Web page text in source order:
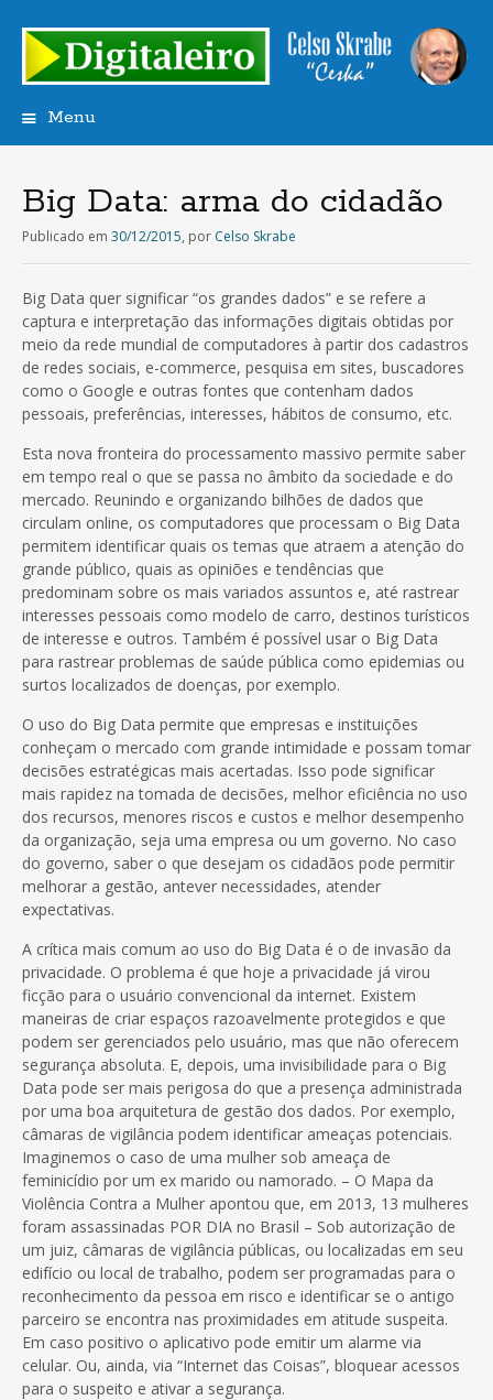
Menu
conteúdo
Big Data: arma do cidadão
Publicado em 30/12/2015, por Celso Skrabe
Big Data quer significar “os grandes dados” e se refere a
captura e interpretação das informações digitais obtidas por
meio da rede mundial de computadores à partir dos cadastros
de redes sociais, e-commerce, pesquisa em sites, buscadores
como o Google e outras fontes que contenham dados
pessoais, preferências, interesses, hábitos de consumo, etc.
Esta nova fronteira do processamento massivo permite saber
em tempo real o que se passa no âmbito da sociedade e do
mercado. Reunindo e organizando bilhões de dados que
circulam online, os computadores que processam o Big Data
permitem identificar quais os temas que atraem a atenção do
grande público, quais as opiniões e tendências que
predominam sobre os mais variados assuntos e, até rastrear
interesses pessoais como modelo de carro, destinos turísticos
de interesse e outros. Também é possível usar o Big Data
para rastrear problemas de saúde pública como epidemias ou
surtos localizados de doenças, por exemplo.
O uso do Big Data permite que empresas e instituições
conheçam o mercado com grande intimidade e possam tomar
decisões estratégicas mais acertadas. Isso pode significar
mais rapidez na tomada de decisões, melhor eficiência no uso
dos recursos, menores riscos e custos e melhor desempenho
da organização, seja uma empresa ou um governo. No caso
do governo, saber o que desejam os cidadãos pode permitir
melhorar a gestão, antever necessidades, atender
expectativas.
A crítica mais comum ao uso do Big Data é o de invasão da
privacidade. O problema é que hoje a privacidade já virou
ficção para o usuário convencional da internet. Existem
maneiras de criar espaços razoavelmente protegidos e que
podem ser gerenciados pelo usuário, mas que não oferecem
segurança absoluta. E, depois, uma invisibilidade para o Big
Data pode ser mais perigosa do que a presença administrada
por uma boa arquitetura de gestão dos dados. Por exemplo,
câmaras de vigilância podem identificar ameaças potenciais.
Imaginemos o caso de uma mulher sob ameaça de
feminicídio por um ex marido ou namorado. – O Mapa da
Violência Contra a Mulher apontou que, em 2013, 13 mulheres
foram assassinadas POR DIA no Brasil – Sob autorização de
um juiz, câmaras de vigilância públicas, ou localizadas em seu
edifício ou local de trabalho, podem ser programadas para o
reconhecimento da pessoa em risco e identificar se o antigo
parceiro se encontra nas proximidades em atitude suspeita.
Em caso positivo o aplicativo pode emitir um alarme via
celular. Ou, ainda, via “Internet das Coisas”, bloquear acessos
para o suspeito e ativar a segurança.